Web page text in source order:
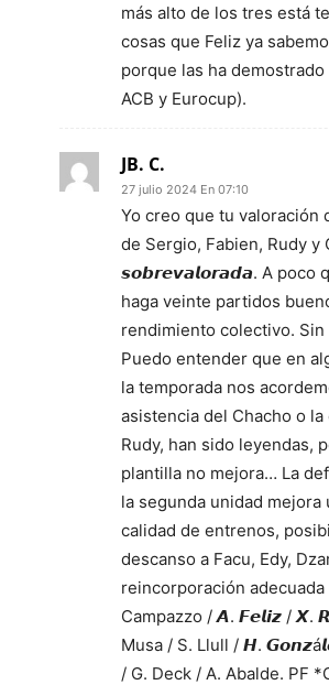
más alto de los tres está
cosas que Feliz ya
porque las ha
ACB y Eurocup).
JB. C.
27 julio 2024 En 07:10
Yo creo que tu
de Sergio, Fabien, Rudy y
𝙨𝙤𝙗𝙧𝙚𝙫𝙖𝙡𝙤𝙧𝙖𝙙𝙖. A poco
haga veinte partidos
rendimiento colectivo.
Puedo entender que en
la temporada nos
asistencia del Chacho o
Rudy, han sido leyendas,
plantilla no mejora… La
la segunda unidad mejora
calidad de entrenos,
descanso a Facu, Edy,
reincorporación adecuada
Campazzo / 𝘼. 𝙁𝙚𝙡𝙞𝙯 / 𝙓.
Musa / S. Llull / 𝙃.
/ G. Deck / A. Abalde. PF